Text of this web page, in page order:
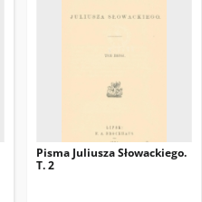
Pisma Juliusza Słowackiego.
T. 2